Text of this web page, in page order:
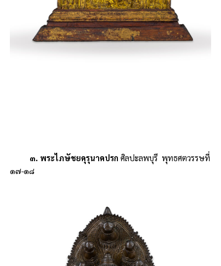
๓. พระไภษัชยคุรุนาคปรก ศิลปะลพบุรี พุทธศตวรรษที่
๑๗-๑๘